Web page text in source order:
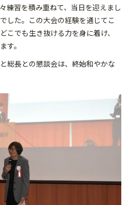
練習を積み重ねて、当日を迎えまし
した。この大会の経験を通じてこ
こでも生き抜ける力を身に着け、
す。
総長との懇談会は、終始和やかな